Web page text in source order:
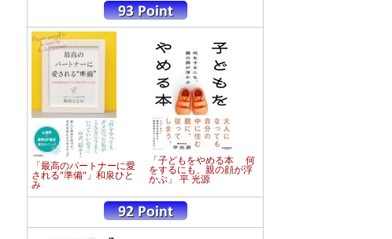
「最高のパートナーに愛
される"準備"」和泉ひと
み
「子どもをやめる本 何
をするにも、親の顔が浮
かぶ」 平 光源